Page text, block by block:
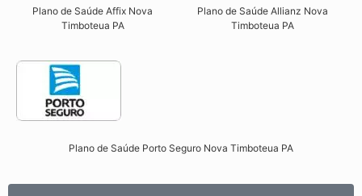
Plano de Saúde Affix Nova
Timboteua PA​
Plano de Saúde Allianz Nova
Timboteua PA​
Plano de Saúde Porto Seguro Nova Timboteua PA​